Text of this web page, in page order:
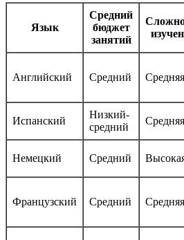
Язык
Средний
бюджет
занятий
Английский Средний Средняя
Испанский
Низкий-
средний
Средняя
Немецкий Средний
Французский Средний Средняя